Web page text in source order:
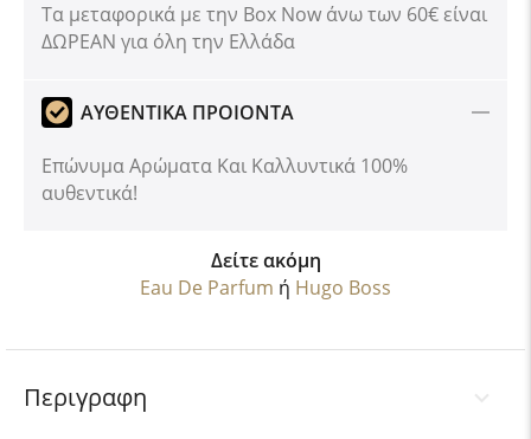
Tα μεταφορικά με την Box Now άνω των 60€ είναι
ΔΩΡΕΑΝ για όλη την Ελλάδα
ΑΥΘΕΝΤΙΚΑ ΠΡΟΙΟΝΤΑ
Επώνυμα Αρώματα Και Καλλυντικά 100%
αυθεντικά!
Δείτε ακόμη
Eau De Parfum ή Hugo Boss
Περιγραφη